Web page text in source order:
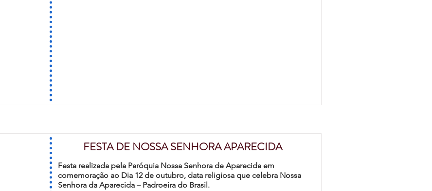
FESTA DE NOSSA SENHORA APARECIDA
Festa realizada pela Paróquia Nossa Senhora de Aparecida em
comemoração ao Dia 12 de outubro, data religiosa que celebra Nossa
Senhora da Aparecida – Padroeira do Brasil.